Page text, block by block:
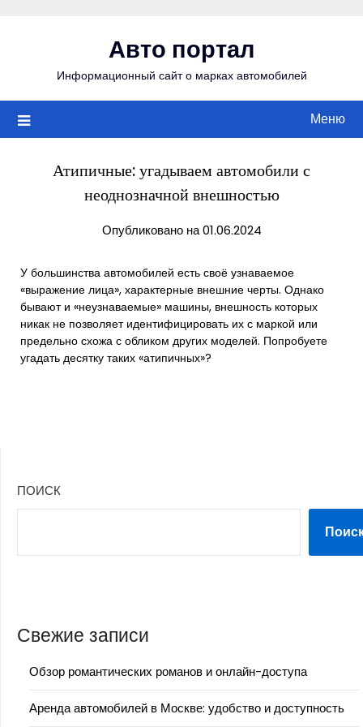
Авто портал
Информационный сайт о марках автомобилей
Меню
Атипичные: угадываем автомобили с
неоднозначной внешностью
Опубликовано на 01.06.2024
У большинства автомобилей есть своё узнаваемое
«выражение лица», характерные внешние черты. Однако
бывают и «неузнаваемые» машины, внешность которых
никак не позволяет идентифицировать их с маркой или
предельно схожа с обликом других моделей. Попробуете
угадать десятку таких «атипичных»?
ПОИСК
Свежие записи
Обзор романтических романов и онлайн-доступа
Аренда автомобилей в Москве: удобство и доступность